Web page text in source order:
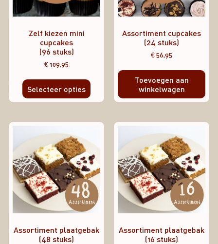
Zelf kiezen mini
cupcakes
(96 stuks)
€109,95
Selecteer opties
Assortiment cupcakes
(24 stuks)
€56,95
Toevoegen aan
winkelwagen
Assortiment plaatgebak
(48 stuks)
Assortiment plaatgebak
(16 stuks)